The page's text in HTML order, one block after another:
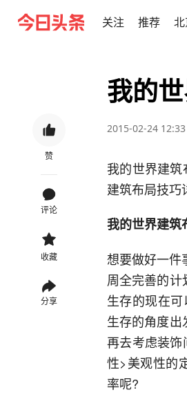
关注 推荐
赞
评论
收藏
分享
我的
2015-02-24 12:33
我的世界建
建筑布局技巧
我的世界建筑
想要做好一件
周全完善的
生存的现在
生存的角度出
再去考虑装
性>美观性的
率呢?